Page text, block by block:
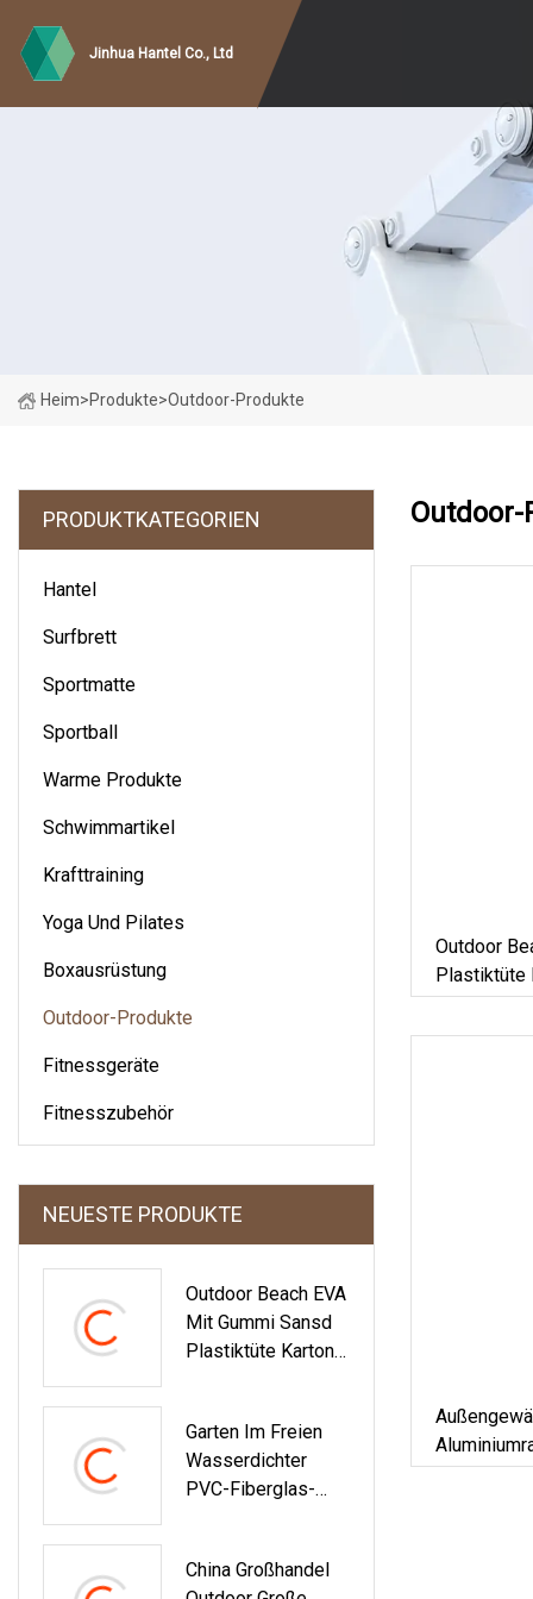
Jinhua Hantel Co., Ltd
Heim>Produkte>Outdoor-Produkte
PRODUKTKATEGORIEN
Hantel
Surfbrett
Sportmatte
Sportball
Warme Produkte
Schwimmartikel
Krafttraining
Yoga Und Pilates
Boxausrüstung
Outdoor-Produkte
Fitnessgeräte
Fitnesszubehör
NEUESTE PRODUKTE
Outdoor Beach EVA
Mit Gummi Sansd
Plastiktüte Karton
Garten Im Freien
Wasserdichter
PVC-Fiberglas-
Für Hersteller
China Großhandel
Outdoor
Plastiktüte
Slipper
Hinterhof,